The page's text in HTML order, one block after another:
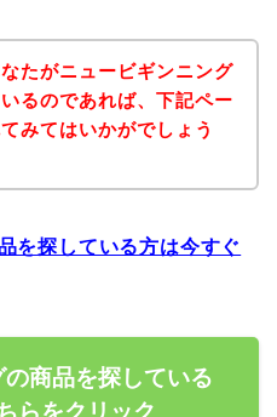
たがニュービギンニング
るのであれば、下記ペー
みてはいかがでしょう
を探している方は今すぐ
商品を探している
らをクリック